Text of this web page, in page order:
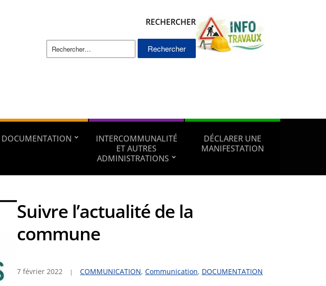
RECHERCHER
Rechercher :
DOCUMENTATION
INTERCOMMUNALITÉ
ET AUTRES
ADMINISTRATIONS
DÉCLARER UNE
MANIFESTATION
Suivre l’actualité de la
commune
7 février 2022 COMMUNICATION, Communication, DOCUMENTATION